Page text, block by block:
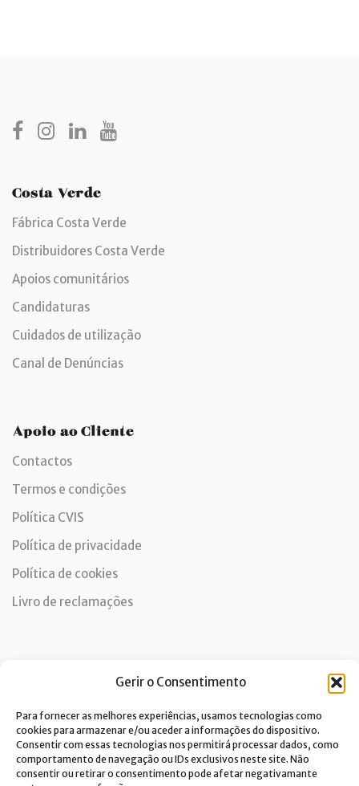
Gerir o Consentimento
Para fornecer as melhores experiências, usamos tecnologias como
cookies para armazenar e/ou aceder a informações do dispositivo.
Consentir com essas tecnologias nos permitirá processar dados, como
comportamento de navegação ou IDs exclusivos neste site. Não
consentir ou retirar o consentimento pode afetar negativamante
Costa Verde
Fábrica Costa Verde
Distribuidores Costa Verde
Apoios comunitários
Candidaturas
Cuidados de utilização
Canal de Denúncias
Apoio ao Cliente
Contactos
Termos e condições
Política CVIS
Política de privacidade
Política de cookies
Livro de reclamações
Dou consentimento ao tratamento de dados e aceito a
política de privacidade.*